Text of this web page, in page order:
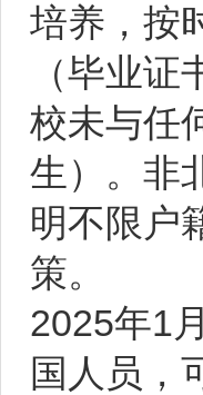
培养，按
（毕业
校未与任
生）。非
明不限户
策。
2025年1
国人员，